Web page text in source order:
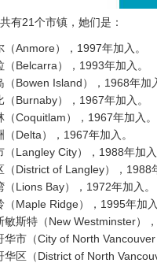
有21个市镇，她们是：
（Anmore），1997年加入。
（Belcarra），1993年加入。
（Bowen Island），1968年加
（Burnaby），1967年加入。
（Coquitlam），1967年加入。
（Delta），1967年加入。
（Langley City），1988年加入
（District of Langley），1988
（Lions Bay），1972年加入。
（Maple Ridge），1995年加入
敏斯特（New Westminster）
华市（City of North Vancouver
华区（District of North